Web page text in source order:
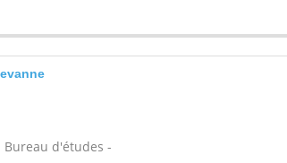
d'études -